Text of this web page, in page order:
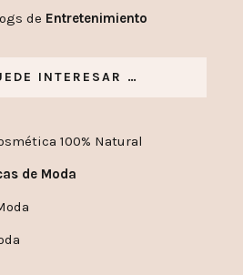
de Entretenimiento
INTERESAR …
100% Natural
de Moda